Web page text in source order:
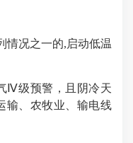
况之一的,启动低温
级预警，且阴冷天
输、农牧业、输电线